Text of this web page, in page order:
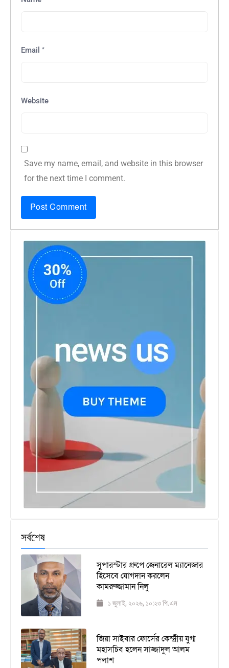
Email *
Website
Save my name, email, and website in this browser
for the next time I comment.
সর্বশেষ
সুপারস্টার গ্রুপে জেনারেল ম্যানেজার
হিসেবে যোগদান করলেন
কামরুজ্জামান নিলু
১ জুলাই, ২০২৬, ১০:২৩ পি.এম
জিয়া সাইবার ফোর্সের কেন্দ্রীয় যুগ্ম
মহাসচিব হলেন সাজ্জাদুল আলম
পলাশ